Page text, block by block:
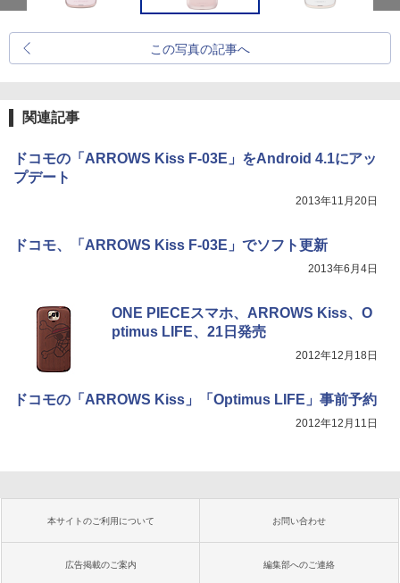
この写真の記事へ
関連記事
ドコモの「ARROWS Kiss F-03E」をAndroid 4.1にアッ
プデート
2013年11月20日
ドコモ、「ARROWS Kiss F-03E」でソフト更新
2013年6月4日
ONE PIECEスマホ、ARROWS Kiss、O
ptimus LIFE、21日発売
2012年12月18日
ドコモの「ARROWS Kiss」「Optimus LIFE」事前予約
2012年12月11日
本サイトのご利用について お問い合わせ
広告掲載のご案内 編集部へのご連絡